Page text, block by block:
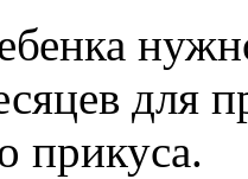
для
прикуса.